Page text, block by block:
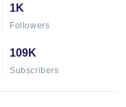
1K
Followers
109K
Subscribers